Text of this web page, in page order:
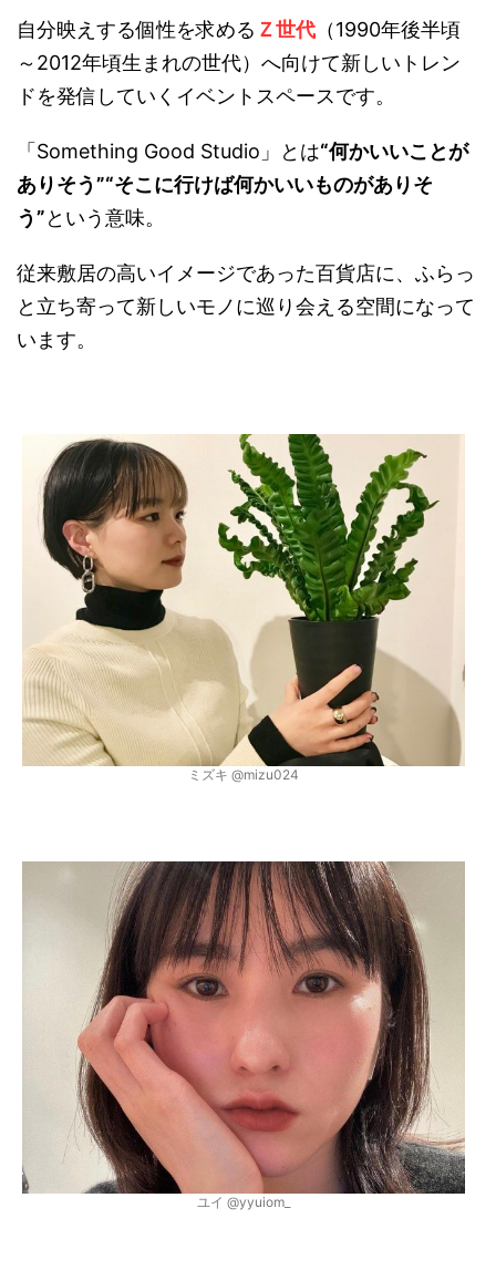
自分映えする個性を求める Ｚ世代 （1990年後半頃
～2012年頃生まれの世代）へ向けて新しいトレン
ドを発信していくイベントスペースです。
「Something Good Studio」とは“何かいいことが
ありそう”“そこに行けば何かいいものがありそ
う”という意味。
従来敷居の高いイメージであった百貨店に、ふらっ
と立ち寄って新しいモノに巡り会える空間になって
います。
ミズキ @mizu024
ユイ @yyuiom_